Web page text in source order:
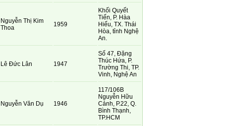
Nguyễn Thị Kim
Thoa
1959
Khối Quyết
Tiến, P. Hàa
Hiếu, TX. Thái
Hòa, tỉnh Nghệ
An.
Lê Đức Lân 1947
Số 47, Đặng
Thúc Hứa, P.
Trường Thi, TP.
Vinh, Nghệ An
Nguyễn Văn Dụ 1946
117/106B
Nguyễn Hữu
Cảnh, P.22, Q.
Bình Thạnh,
TP.HCM